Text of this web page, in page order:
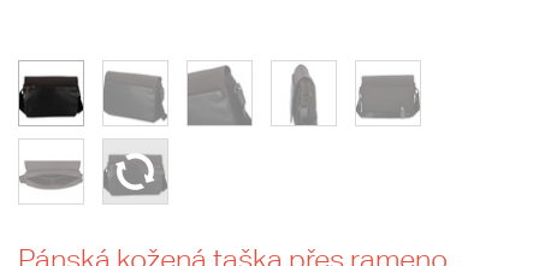
Pánská kožená taška přes rameno